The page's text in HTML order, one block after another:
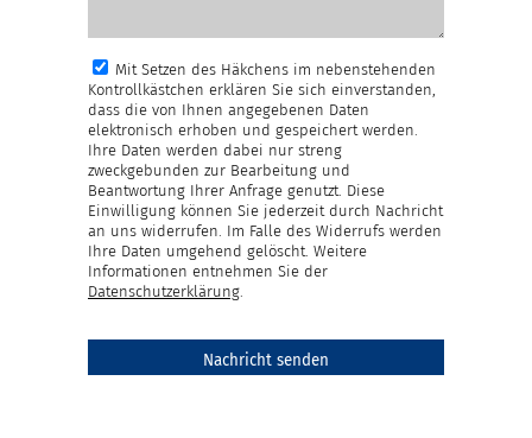
Mit Setzen des Häkchens im nebenstehenden
Kontrollkästchen erklären Sie sich einverstanden,
dass die von Ihnen angegebenen Daten
elektronisch erhoben und gespeichert werden.
Ihre Daten werden dabei nur streng
zweckgebunden zur Bearbeitung und
Beantwortung Ihrer Anfrage genutzt. Diese
Einwilligung können Sie jederzeit durch Nachricht
an uns widerrufen. Im Falle des Widerrufs werden
Ihre Daten umgehend gelöscht. Weitere
Informationen entnehmen Sie der
Datenschutzerklärung